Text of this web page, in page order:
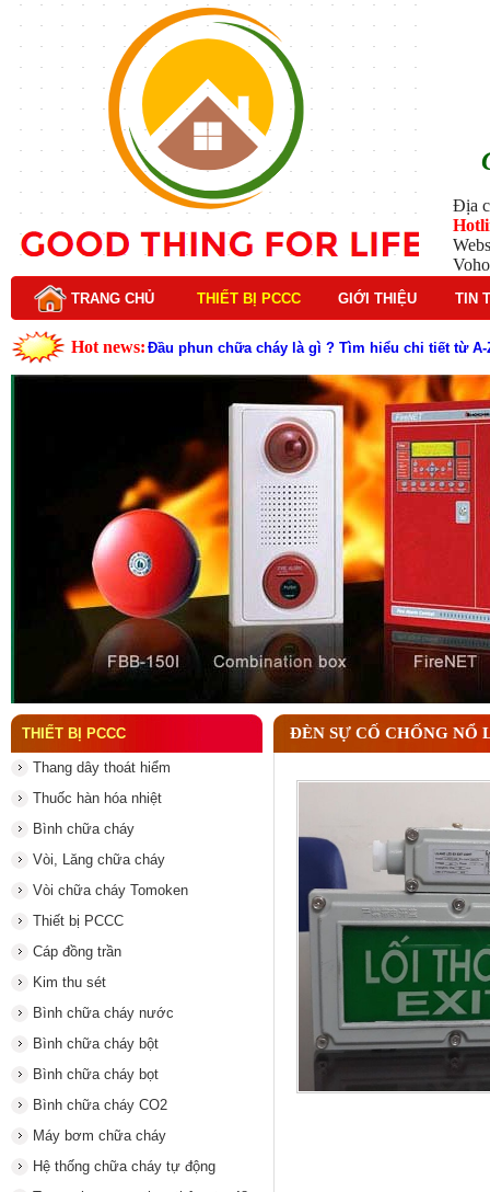
Địa
TRANG CHỦ THIẾT BỊ PCCC GIỚI THIỆU TIN
Hot news: Đầu phun chữa cháy là gì ? Tìm hiểu chi tiết từ A-
Cách kiểm tra và bảo trì hệ thống báo cháy
Cấu tạo và nguyên lý hoạt động của báo cháy
Tìm hiểu chi tiết về hệ thống báo cháy Horing
Các loại thang dây thoát hiểm phổ biến trên thị
Thang dây thoát hiểm có tác dụng gì trong tình
Cấu tạo đầu phun chữa cháy trong hệ thống
Kim thu sét là gì? Cấu tạo, nguyên lý hoạt động
Đầu phun chữa cháy là gì và nguyên lý hoạt động
THIẾT BỊ PCCC
Thang dây thoát hiểm
Thuốc hàn hóa nhiệt
Bình chữa cháy
Vòi, Lăng chữa cháy
Vòi chữa cháy Tomoken
Thiết bị PCCC
Cáp đồng trần
Kim thu sét
Bình chữa cháy nước
Bình chữa cháy bột
Bình chữa cháy bọt
Bình chữa cháy CO2
Máy bơm chữa cháy
Hệ thống chữa cháy tự động
ĐÈN SỰ CỐ CHỐNG NỔ